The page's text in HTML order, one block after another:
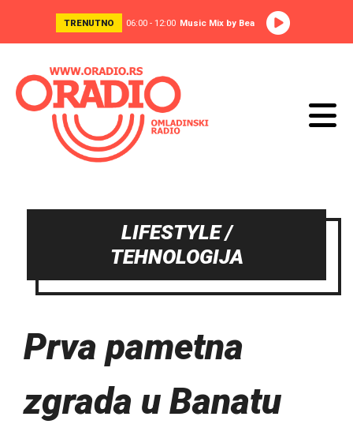
TRENUTNO 06:00 - 12:00 Music Mix by Bea
LIFESTYLE /
TEHNOLOGIJA
Prva pametna
zgrada u Banatu